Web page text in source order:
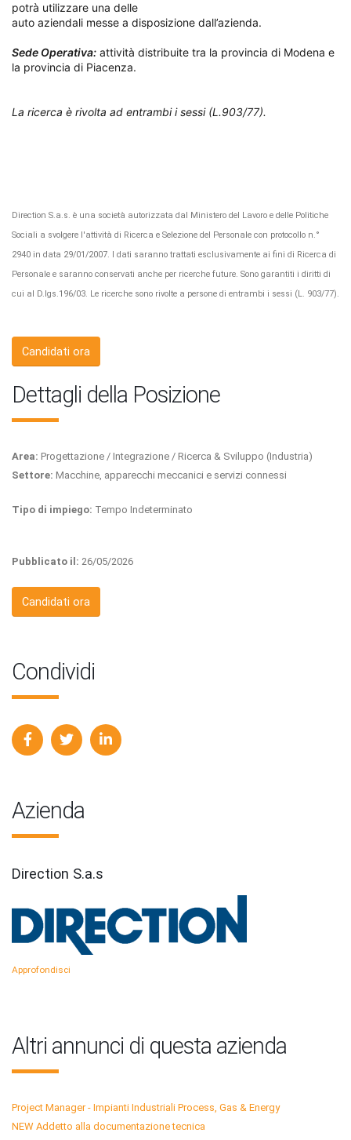
potrà utilizzare una delle
auto aziendali messe a disposizione dall’azienda.
Sede Operativa: attività distribuite tra la provincia di Modena e
la provincia di Piacenza.
La ricerca è rivolta ad entrambi i sessi (L.903/77).
Direction S.a.s. è una società autorizzata dal Ministero del Lavoro e delle Politiche
Sociali a svolgere l'attività di Ricerca e Selezione del Personale con protocollo n.°
2940 in data 29/01/2007. I dati saranno trattati esclusivamente ai fini di Ricerca di
Personale e saranno conservati anche per ricerche future. Sono garantiti i diritti di
cui al D.lgs.196/03. Le ricerche sono rivolte a persone di entrambi i sessi (L. 903/77).
Candidati ora
Dettagli della Posizione
Area: Progettazione / Integrazione / Ricerca & Sviluppo (Industria)
Settore: Macchine, apparecchi meccanici e servizi connessi
Tipo di impiego: Tempo Indeterminato
Pubblicato il: 26/05/2026
Candidati ora
Condividi
Azienda
Direction S.a.s
Approfondisci
Altri annunci di questa azienda
Project Manager - Impianti Industriali Process, Gas & Energy
NEW Addetto alla documentazione tecnica